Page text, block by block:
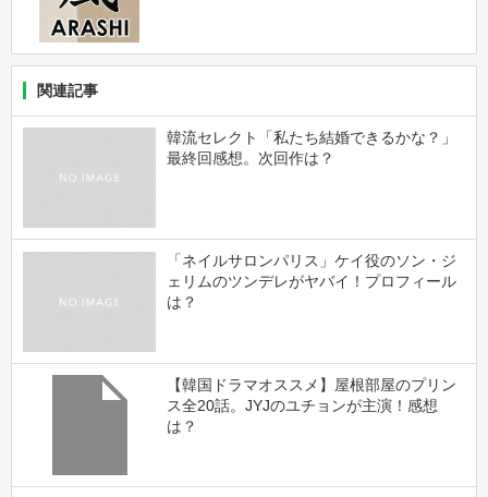
関連記事
韓流セレクト「私たち結婚できるかな？」
最終回感想。次回作は？
「ネイルサロンパリス」ケイ役のソン・ジ
ェリムのツンデレがヤバイ！プロフィール
は？
【韓国ドラマオススメ】屋根部屋のプリン
ス全20話。JYJのユチョンが主演！感想
は？